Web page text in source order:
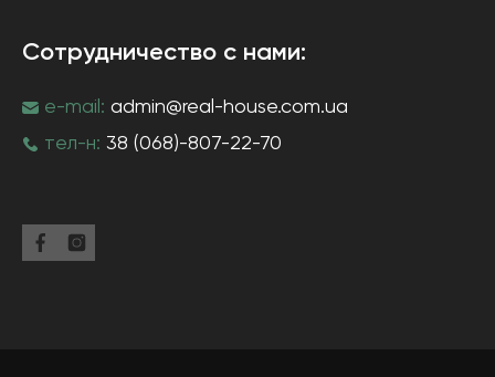
Сотрудничество с нами:
e-mail: admin@real-house.com.ua
тел-н: 38 (068)-807-22-70